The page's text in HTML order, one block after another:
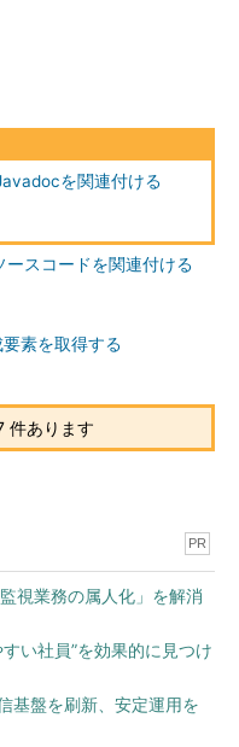
を関連付ける
ースコードを関連付ける
素を取得する
件あります
PR
視業務の属人化」を解消
い社員”を効果的に見つけ
基盤を刷新、安定運用を